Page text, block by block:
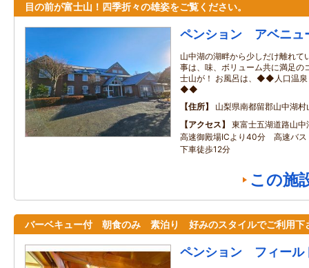
目の前が富士山！四季折々の雄姿をご覧ください。
ペンション アベニュ
山中湖の湖畔から少しだけ離れて
事は、味、ボリューム共に満足の
士山が！ お風呂は、◆◆人口温
◆◆
住所
山梨県南都留郡山中湖村
アクセス
東富士五湖道路山
高速御殿場ICより40分 高速バス
下車徒歩12分
この施
バーベキュー付 朝食のみ 素泊り 好みのスタイルでご利用下
ペンション フィール